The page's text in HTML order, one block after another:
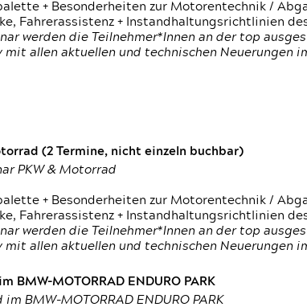
+ Besonderheiten zur Motorentechnik /
Fahrerassistenz + Instandhaltungsrichtlinien
werden die Teilnehmer*Innen an der top
allen aktuellen und technischen Neuerungen
(2 Termine, nicht einzeln buchbar)
PKW & Motorrad
+ Besonderheiten zur Motorentechnik /
Fahrerassistenz + Instandhaltungsrichtlinien
werden die Teilnehmer*Innen an der top
allen aktuellen und technischen Neuerungen
MOTORRAD ENDURO PARK
BMW-MOTORRAD ENDURO PARK